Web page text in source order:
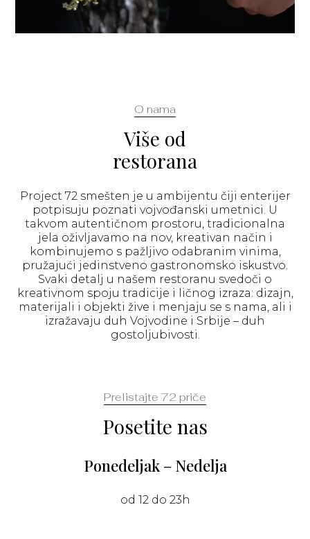
O nama
Više od
restorana
Project 72 smešten je u ambijentu čiji enterijer
potpisuju poznati vojvođanski umetnici. U
takvom autentičnom prostoru, tradicionalna
jela oživljavamo na nov, kreativan način i
kombinujemo s pažljivo odabranim vinima,
pružajući jedinstveno gastronomsko iskustvo.
Svaki detalj u našem restoranu svedoči o
kreativnom spoju tradicije i ličnog izraza: dizajn,
materijali i objekti žive i menjaju se s nama, ali i
izražavaju duh Vojvodine i Srbije – duh
gostoljubivosti.
Prelistajte 72 priče
Posetite nas
Ponedeljak – Nedelja
od 12 do 23h